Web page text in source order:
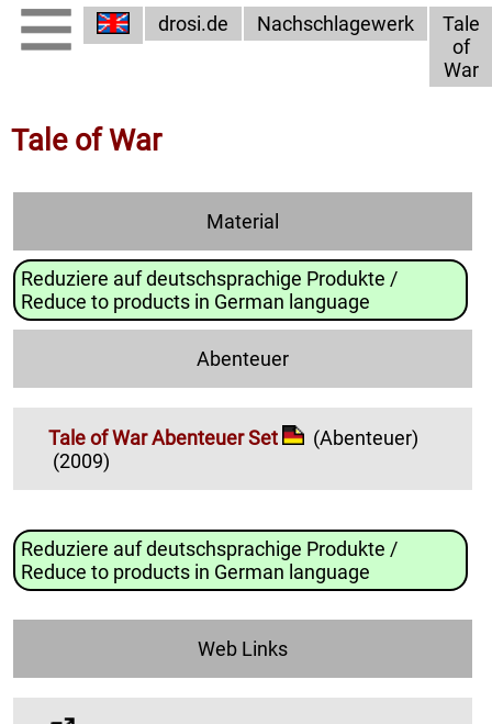
drosi.de Nachschlagewerk
Tale
of
War
Tale of War
Material
Reduziere auf deutschsprachige Produkte /
Reduce to products in German language
Abenteuer
Tale of War Abenteuer Set
(Abenteuer)
(2009)
Reduziere auf deutschsprachige Produkte /
Reduce to products in German language
Web Links